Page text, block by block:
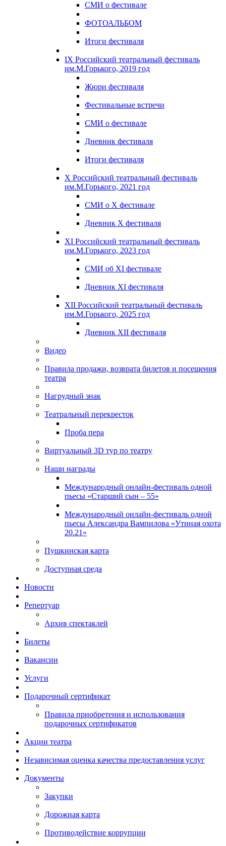
СМИ о фестивале
ФОТОАЛЬБОМ
Итоги фестиваля
IX Российский театральный фестиваль
им.М.Горького, 2019 год
Жюри фестиваля
Фестивальные встречи
СМИ о фестивале
Дневник фестиваля
Итоги фестиваля
X Российский театральный фестиваль
им.М.Горького, 2021 год
СМИ о X фестивале
Дневник X фестиваля
XI Российский театральный фестиваль
им.М.Горького, 2023 год
СМИ об XI фестивале
Дневник XI фестиваля
XII Российский театральный фестиваль
им.М.Горького, 2025 год
Дневник XII фестиваля
Видео
Правила продажи, возврата билетов и посещения
театра
Нагрудный знак
Театральный перекресток
Проба пера
Виртуальный 3D тур по театру
Наши награды
Международный онлайн-фестиваль одной
пьесы «Старший сын – 55»
Международный онлайн-фестиваль одной
пьесы Александра Вампилова «Утиная охота
20.21»
Пушкинская карта
Доступная среда
Новости
Репертуар
Архив спектаклей
Билеты
Вакансии
Услуги
Подарочный сертификат
Правила приобретения и использования
подарочных сертификатов
Акции театра
Независимая оценка качества предоставления услуг
Документы
Закупки
Дорожная карта
Противодействие коррупции